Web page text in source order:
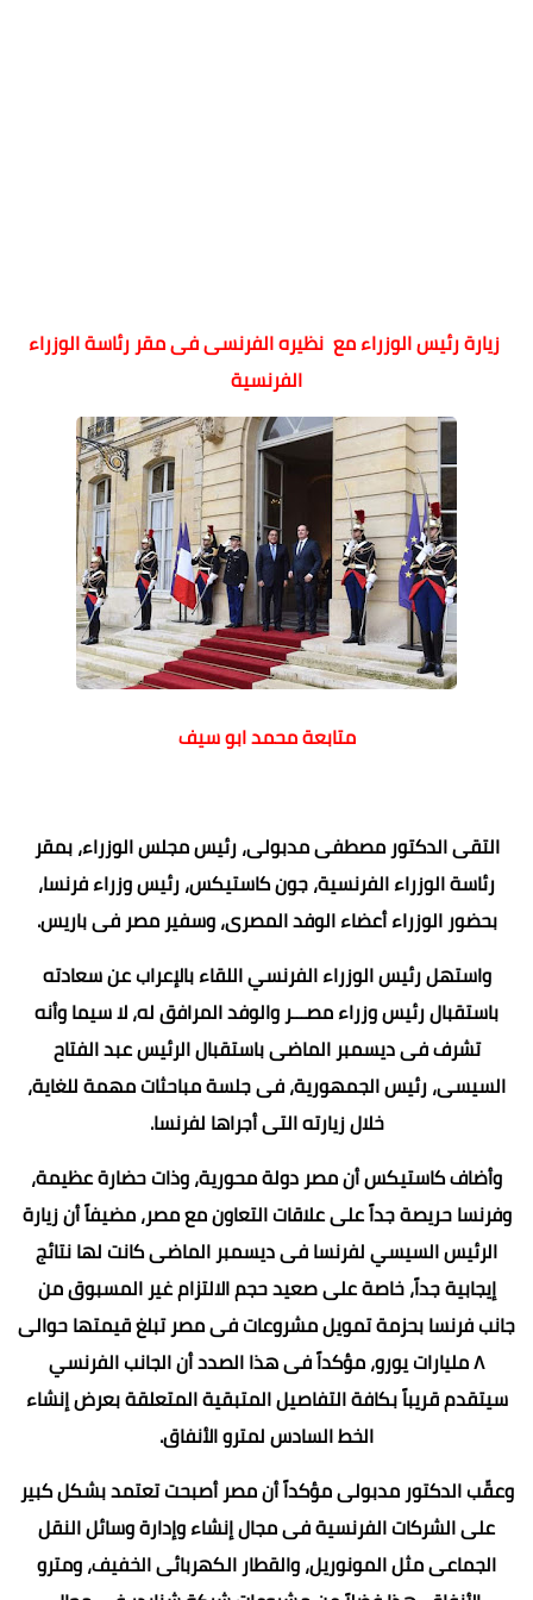
زيارة رئيس الوزراء مع نظيره الفرنسى فى مقر رئاسة الوزراء
الفرنسية
متابعة محمد ابو سيف
التقى الدكتور مصطفى مدبولى، رئيس مجلس الوزراء، بمقر
رئاسة الوزراء الفرنسية، جون كاستيكس، رئيس وزراء فرنسا،
بحضور الوزراء أعضاء الوفد المصرى، وسفير مصر فى باريس.
واستهل رئيس الوزراء الفرنسي اللقاء بالإعراب عن سعادته
باستقبال رئيس وزراء مصـــر والوفد المرافق له، لا سيما وأنه
تشرف فى ديسمبر الماضى باستقبال الرئيس عبد الفتاح
السيسى، رئيس الجمهورية، فى جلسة مباحثات مهمة للغاية،
خلال زيارته التى أجراها لفرنسا.
وأضاف كاستيكس أن مصر دولة محورية، وذات حضارة عظيمة،
وفرنسا حريصة جداً على علاقات التعاون مع مصر، مضيفاً أن زيارة
الرئيس السيسي لفرنسا فى ديسمبر الماضى كانت لها نتائج
إيجابية جداً، خاصة على صعيد حجم الالتزام غير المسبوق من
جانب فرنسا بحزمة تمويل مشروعات فى مصر تبلغ قيمتها حوالى
٨ مليارات يورو، مؤكداً فى هذا الصدد أن الجانب الفرنسي
سيتقدم قريباً بكافة التفاصيل المتبقية المتعلقة بعرض إنشاء
الخط السادس لمترو الأنفاق.
وعقّب الدكتور مدبولى مؤكداً أن مصر أصبحت تعتمد بشكل كبير
على الشركات الفرنسية فى مجال إنشاء وإدارة وسائل النقل
الجماعى مثل المونوريل، والقطار الكهربائى الخفيف، ومترو